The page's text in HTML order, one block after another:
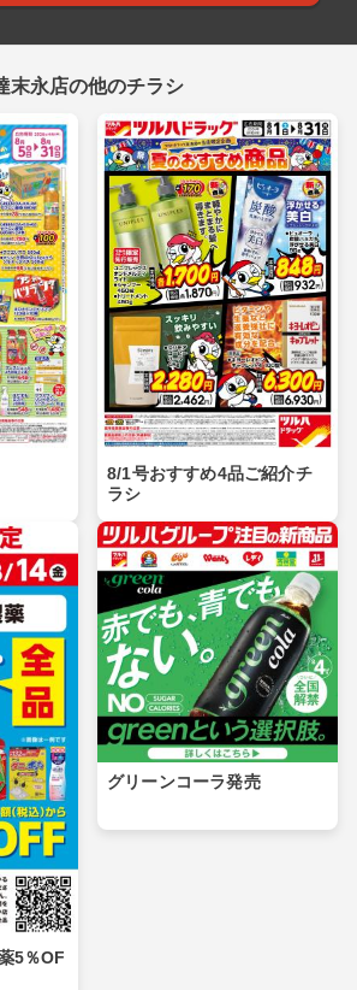
末永店の他のチラシ
8/1号おすすめ4品ご紹介チ
ラシ
5％OF
グリーンコーラ発売